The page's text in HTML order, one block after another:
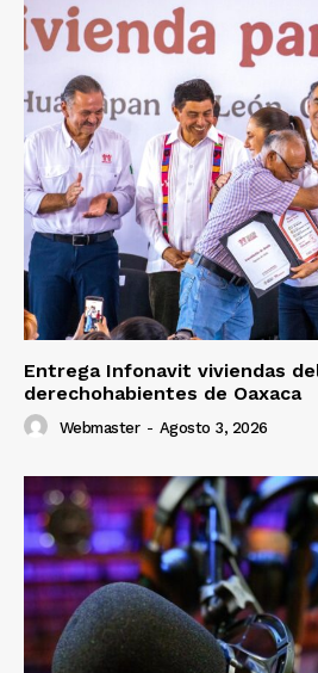
Entrega Infonavit viviendas
derechohabientes de Oaxaca
Webmaster - Agosto 3, 2026